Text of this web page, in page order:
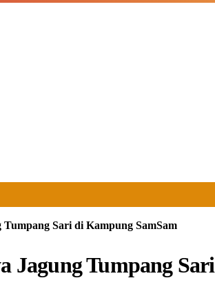
Sari di Kampung SamSam
Jagung Tumpang